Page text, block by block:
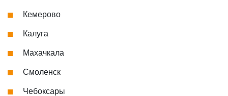
Кемерово
Калуга
Махачкала
Смоленск
Чебоксары